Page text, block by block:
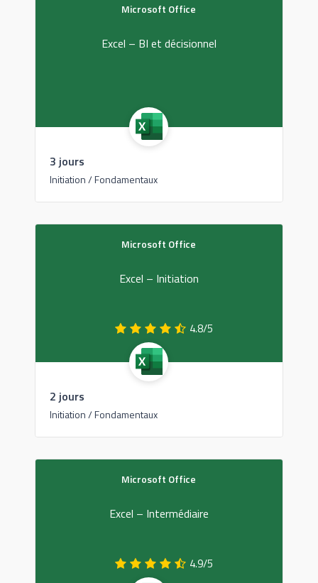
Microsoft Office
Excel – BI et décisionnel
3 jours
Initiation / Fondamentaux
Microsoft Office
Excel – Initiation
4.8/5
2 jours
Initiation / Fondamentaux
Microsoft Office
Excel – Intermédiaire
4.9/5